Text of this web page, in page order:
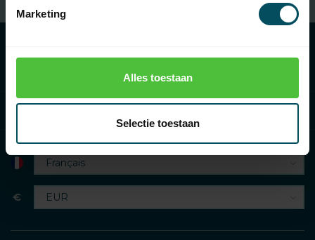
Marketing
Alles toestaan
Selectie toestaan
à partir de 100 € d'achat (en NL)
Informations
€